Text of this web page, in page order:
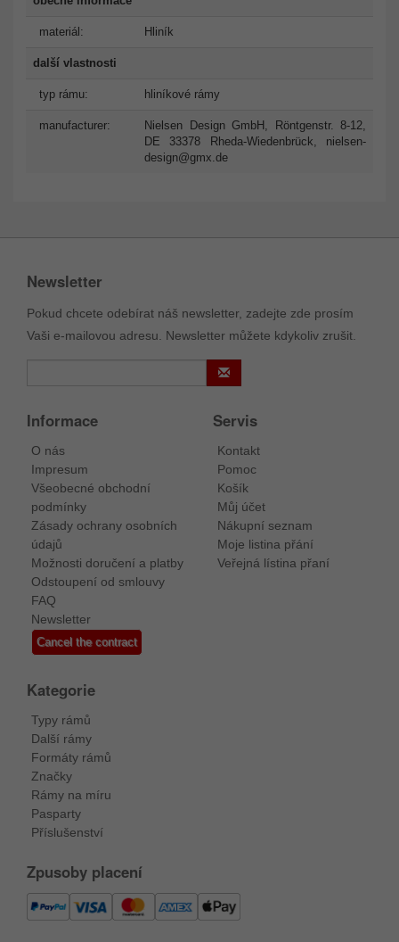
materiál: Hliník
další vlastnosti
typ rámu: hliníkové rámy
manufacturer:
Nielsen Design GmbH, Röntgenstr. 8-12,
DE 33378 Rheda-Wiedenbrück, nielsen-
design@gmx.de
Newsletter
Pokud chcete odebírat náš newsletter, zadejte zde prosím
Vaši e-mailovou adresu. Newsletter můžete kdykoliv zrušit.
Informace
O nás
Impresum
Všeobecné obchodní
podmínky
Zásady ochrany osobních
údajů
Možnosti doručení a platby
Odstoupení od smlouvy
FAQ
Newsletter
Cancel the contract
Servis
Kontakt
Pomoc
Košík
Můj účet
Nákupní seznam
Moje listina přání
Veřejná lístina přaní
Kategorie
Typy rámů
Další rámy
Formáty rámů
Značky
Rámy na míru
Pasparty
Příslušenství
Zpusoby placení